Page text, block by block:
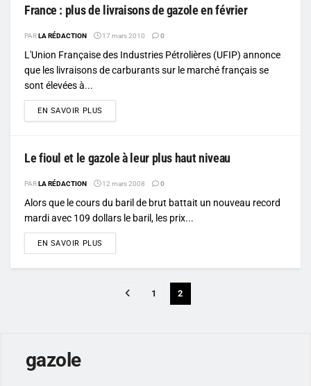
France : plus de livraisons de gazole en février
PARLA RÉDACTION 17 mars 2010 0
L'Union Française des Industries Pétrolières (UFIP) annonce
que les livraisons de carburants sur le marché français se
sont élevées à...
EN SAVOIR PLUS
Le fioul et le gazole à leur plus haut niveau
PARLA RÉDACTION 12 mars 2008 0
Alors que le cours du baril de brut battait un nouveau record
mardi avec 109 dollars le baril, les prix...
EN SAVOIR PLUS
1 2
gazole